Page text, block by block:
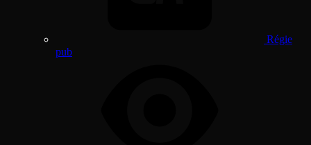
Régie
pub